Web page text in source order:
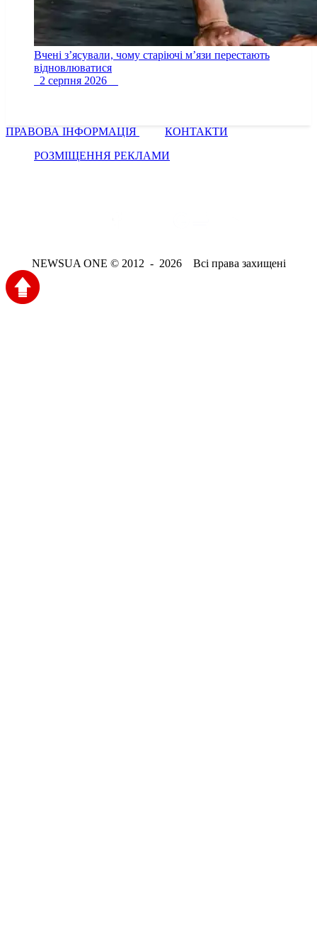
Вчені з’ясували, чому старіючі м’язи перестають
відновлюватися
2 серпня 2026
ПРАВОВА ІНФОРМАЦІЯ
КОНТАКТИ
РОЗМІЩЕННЯ РЕКЛАМИ
NEWSUA ONE © 2012 - 2026 Всі права захищені